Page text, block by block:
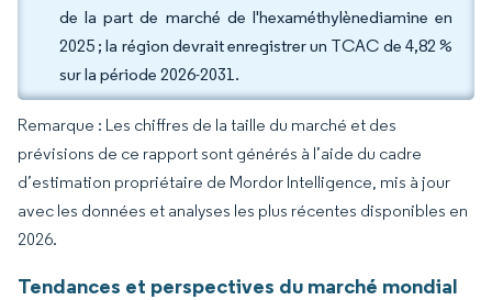
de la part de marché de l'hexaméthylènediamine en
2025 ; la région devrait enregistrer un TCAC de 4,82 %
sur la période 2026-2031.
Remarque : Les chiffres de la taille du marché et des
prévisions de ce rapport sont générés à l’aide du cadre
d’estimation propriétaire de Mordor Intelligence, mis à jour
avec les données et analyses les plus récentes disponibles en
2026.
Tendances et perspectives du marché mondial